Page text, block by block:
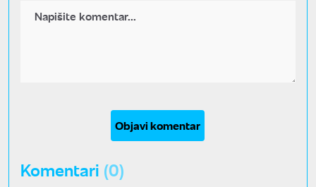
Objavi komentar
Komentari (0)